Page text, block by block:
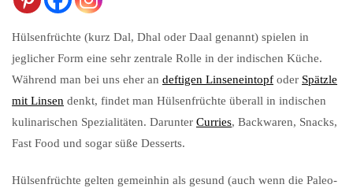
Hülsenfrüchte (kurz Dal, Dhal oder Daal genannt) spielen in
jeglicher Form eine sehr zentrale Rolle in der indischen Küche.
Während man bei uns eher an deftigen Linseneintopf oder Spätzle
mit Linsen denkt, findet man Hülsenfrüchte überall in indischen
kulinarischen Spezialitäten. Darunter Curries, Backwaren, Snacks,
Fast Food und sogar süße Desserts.
Hülsenfrüchte gelten gemeinhin als gesund (auch wenn die Paleo-